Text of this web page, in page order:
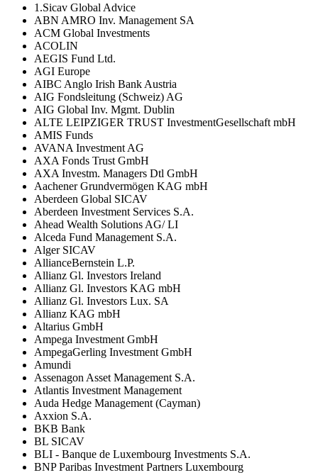
1.Sicav Global Advice
ABN AMRO Inv. Management SA
ACM Global Investments
ACOLIN
AEGIS Fund Ltd.
AGI Europe
AIBC Anglo Irish Bank Austria
AIG Fondsleitung (Schweiz) AG
AIG Global Inv. Mgmt. Dublin
ALTE LEIPZIGER TRUST InvestmentGesellschaft mbH
AMIS Funds
AVANA Investment AG
AXA Fonds Trust GmbH
AXA Investm. Managers Dtl GmbH
Aachener Grundvermögen KAG mbH
Aberdeen Global SICAV
Aberdeen Investment Services S.A.
Ahead Wealth Solutions AG/ LI
Alceda Fund Management S.A.
Alger SICAV
AllianceBernstein L.P.
Allianz Gl. Investors Ireland
Allianz Gl. Investors KAG mbH
Allianz Gl. Investors Lux. SA
Allianz KAG mbH
Altarius GmbH
Ampega Investment GmbH
AmpegaGerling Investment GmbH
Amundi
Assenagon Asset Management S.A.
Atlantis Investment Management
Auda Hedge Management (Cayman)
Axxion S.A.
BKB Bank
BL SICAV
BLI - Banque de Luxembourg Investments S.A.
BNP Paribas Investment Partners Luxembourg